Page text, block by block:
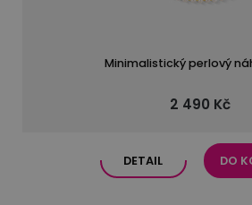
Minimalistický perlový
2 490 Kč
DETAIL DO